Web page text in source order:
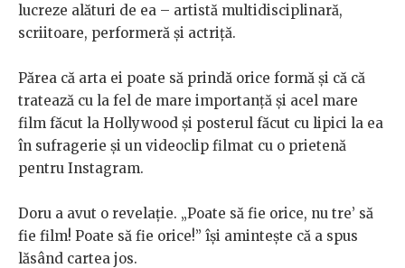
lucreze alături de ea – artistă multidisciplinară,
scriitoare, performeră și actriță.
Părea că arta ei poate să prindă orice formă și că că
tratează cu la fel de mare importanță și acel mare
film făcut la Hollywood și posterul făcut cu lipici la ea
în sufragerie și un videoclip filmat cu o prietenă
pentru Instagram.
Doru a avut o revelație. „Poate să fie orice, nu tre’ să
fie film! Poate să fie orice!” își amintește că a spus
lăsând cartea jos.